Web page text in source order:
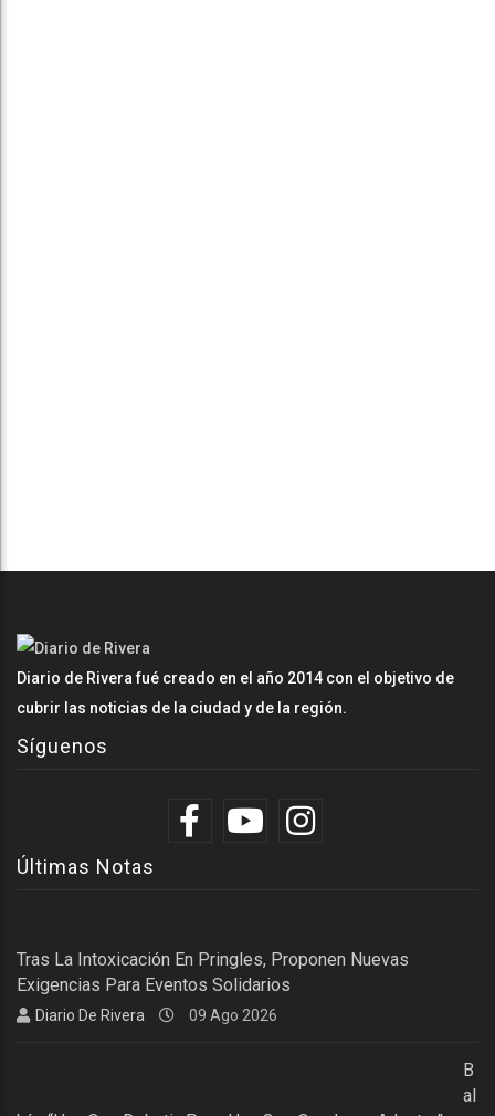
Diario de Rivera fué creado en el año 2014 con el objetivo de
cubrir las noticias de la ciudad y de la región.
Síguenos
Últimas Notas
Tras La Intoxicación En Pringles, Proponen Nuevas
Exigencias Para Eventos Solidarios
Diario De Rivera 09 Ago 2026
B
Al